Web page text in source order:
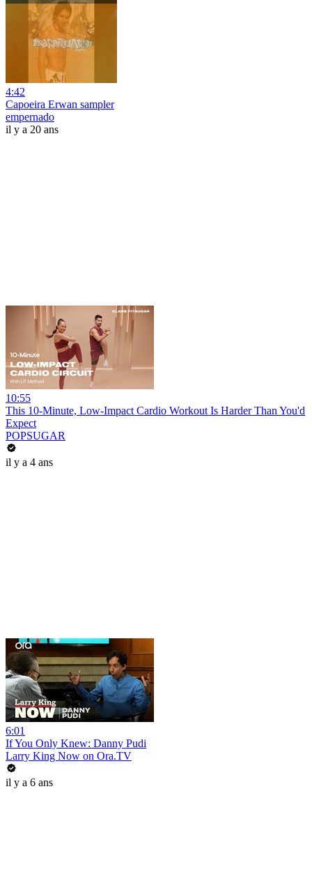
4:42
Capoeira Erwan sampler
empernado
il y a 20 ans
10:55
This 10-Minute, Low-Impact Cardio Workout Is Harder Than You'd
Expect
POPSUGAR
il y a 4 ans
6:01
If You Only Knew: Danny Pudi
Larry King Now on Ora.TV
il y a 6 ans